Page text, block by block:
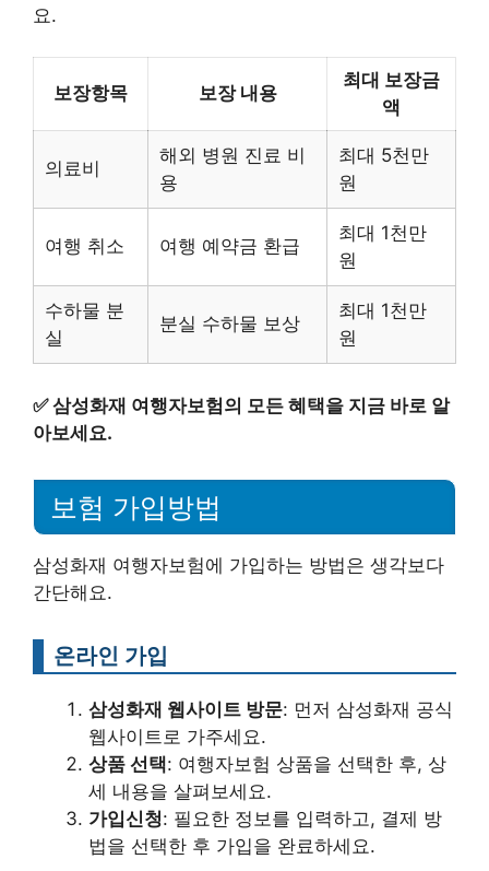
요.
보장항목 보장 내용
최대 보장금
액
의료비
해외 병원 진료 비
용
최대 5천만
원
여행 취소 여행 예약금 환급
최대 1천만
원
수하물 분
실
분실 수하물 보상
최대 1천만
원
✅삼성화재 여행자보험의 모든 혜택을 지금 바로 알
아보세요.
보험 가입방법
삼성화재 여행자보험에 가입하는 방법은 생각보다
간단해요.
온라인 가입
삼성화재 웹사이트 방문: 먼저 삼성화재 공식
웹사이트로 가주세요.
상품 선택: 여행자보험 상품을 선택한 후, 상
세 내용을 살펴보세요.
가입신청: 필요한 정보를 입력하고, 결제 방
법을 선택한 후 가입을 완료하세요.